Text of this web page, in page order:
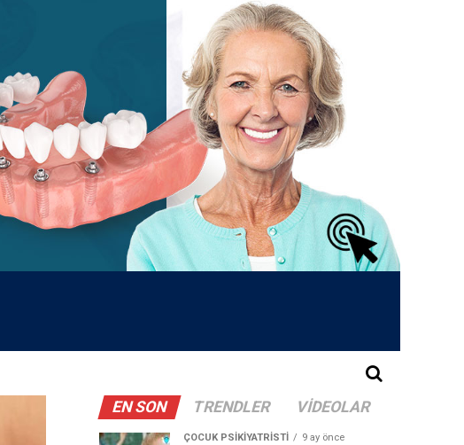
EN SON TRENDLER VIDEOLAR
ÇOCUK PSIKIYATRISTI 9 ay önce